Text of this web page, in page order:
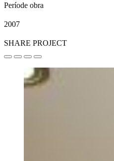
Període obra
2007
SHARE PROJECT